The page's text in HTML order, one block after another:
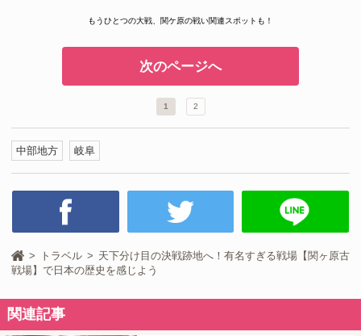
もうひとつの大戦、関ケ原の戦い関連スポットも！
次のページへ
1 2
中部地方 岐阜
トラベル
天下分け目の決戦跡地へ！有名すぎる戦場【関ヶ原古
戦場】で日本の歴史を感じよう
関連記事